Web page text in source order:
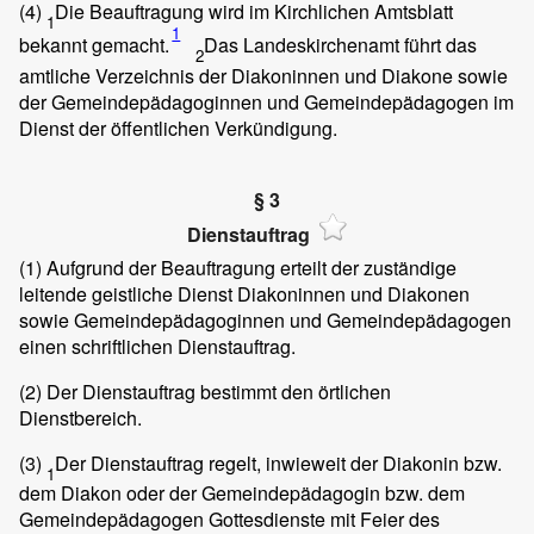
(4) 1Die Beauftragung wird im Kirchlichen Amtsblatt
bekannt gemacht. 1
2Das Landeskirchenamt führt das
amtliche Verzeichnis der Diakoninnen und Diakone sowie
der Gemeindepädagoginnen und Gemeindepädagogen im
Dienst der öffentlichen Verkündigung.
§ 3
Dienstauftrag
(1) Aufgrund der Beauftragung erteilt der zuständige
leitende geistliche Dienst Diakoninnen und Diakonen
sowie Gemeindepädagoginnen und Gemeindepädagogen
einen schriftlichen Dienstauftrag.
(2) Der Dienstauftrag bestimmt den örtlichen
Dienstbereich.
(3) 1Der Dienstauftrag regelt, inwieweit der Diakonin bzw.
dem Diakon oder der Gemeindepädagogin bzw. dem
Gemeindepädagogen Gottesdienste mit Feier des